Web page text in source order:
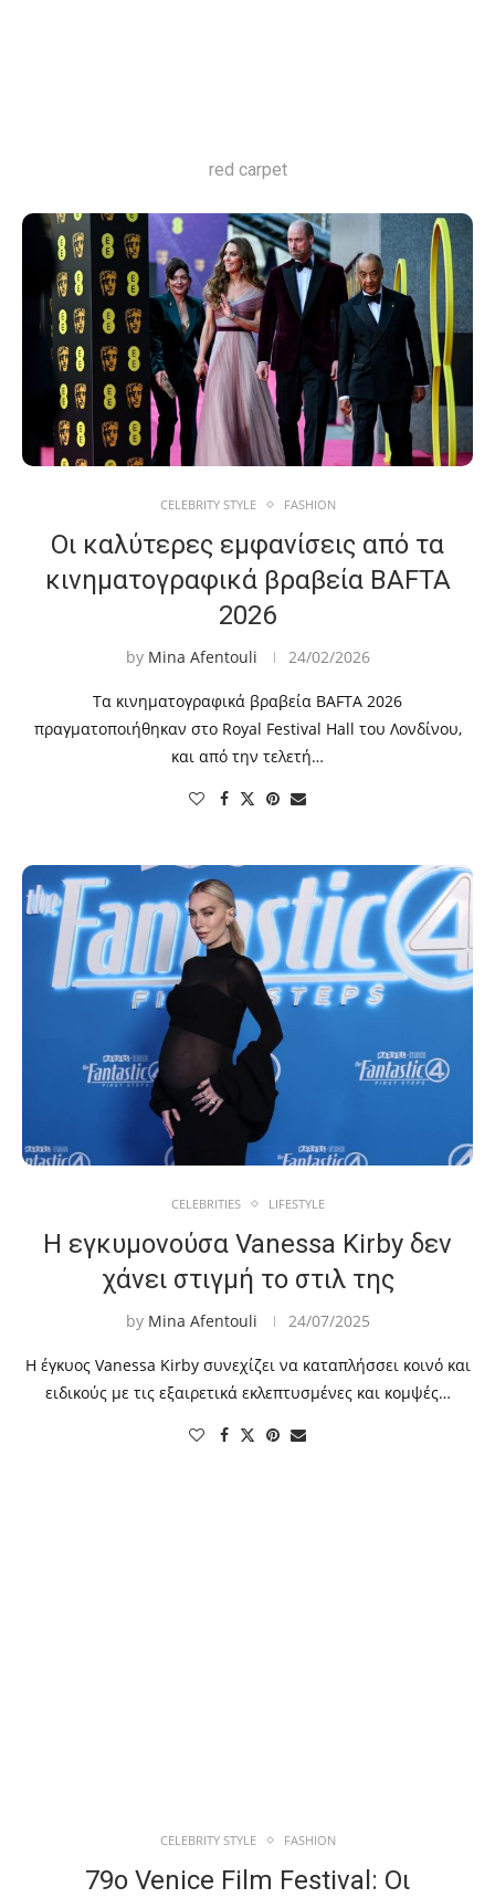
red carpet
CELEBRITY STYLE FASHION
Οι καλύτερες εμφανίσεις από τα
κινηματογραφικά βραβεία BAFTA
2026
by Mina Afentouli 24/02/2026
Τα κινηματογραφικά βραβεία BAFTA 2026
πραγματοποιήθηκαν στο Royal Festival Hall του Λονδίνου,
και από την τελετή…
CELEBRITIES LIFESTYLE
Η εγκυμονούσα Vanessa Kirby δεν
χάνει στιγμή το στιλ της
by Mina Afentouli 24/07/2025
Η έγκυος Vanessa Kirby συνεχίζει να καταπλήσσει κοινό και
ειδικούς με τις εξαιρετικά εκλεπτυσμένες και κομψές…
CELEBRITY STYLE FASHION
79o Venice Film Festival: Οι